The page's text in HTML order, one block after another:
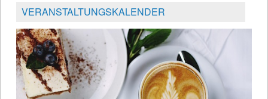
VERANSTALTUNGSKALENDER